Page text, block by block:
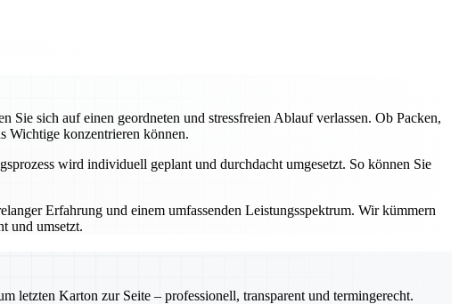
sich auf einen geordneten und stressfreien Ablauf verlassen. Ob Packen,
Wichtige konzentrieren können.
wird individuell geplant und durchdacht umgesetzt. So können Sie
Erfahrung und einem umfassenden Leistungsspektrum. Wir kümmern
und umsetzt.
letzten Karton zur Seite – professionell, transparent und termingerecht.